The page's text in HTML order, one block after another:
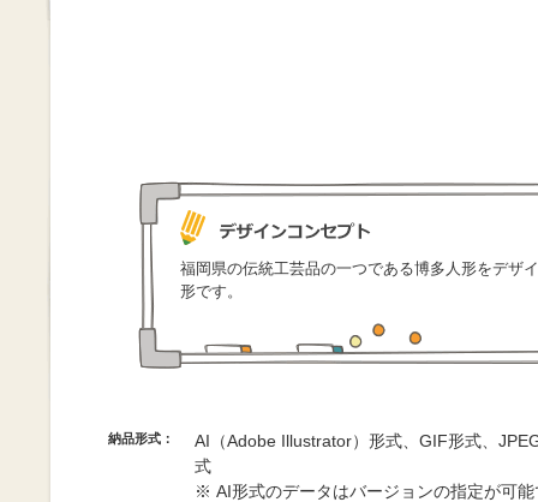
福岡県の伝統工芸品の一つである博多人形をデザ
形です。
納品形式：
AI（Adobe Illustrator）形式、GIF形式、
式
※ AI形式のデータはバージョンの指定が可能